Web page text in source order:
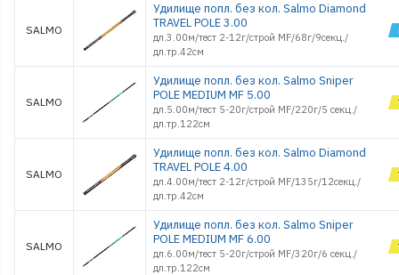
SALMO
Удилище попл. без кол. Salmo Diamond
TRAVEL POLE 3.00
дл.3.00м/тест 2-12г/строй MF/68г/9секц./
дл.тр.42см
SALMO
Удилище попл. без кол. Salmo Sniper
POLE MEDIUM MF 5.00
дл.5.00м/тест 5-20г/строй MF/220г/5 секц./
дл.тр.122см
SALMO
Удилище попл. без кол. Salmo Diamond
TRAVEL POLE 4.00
дл.4.00м/тест 2-12г/строй MF/135г/12секц./
дл.тр.42см
SALMO
Удилище попл. без кол. Salmo Sniper
POLE MEDIUM MF 6.00
дл.6.00м/тест 5-20г/строй MF/320г/6 секц./
дл.тр.122см